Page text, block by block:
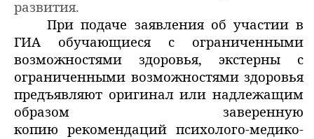
развития.
При подаче заявления об участии в
ГИА обучающиеся с ограниченными
возможностями здоровья, экстерны с
ограниченными возможностями здоровья
предъявляют оригинал или надлежащим
образом заверенную
копию рекомендаций психолого-медико-